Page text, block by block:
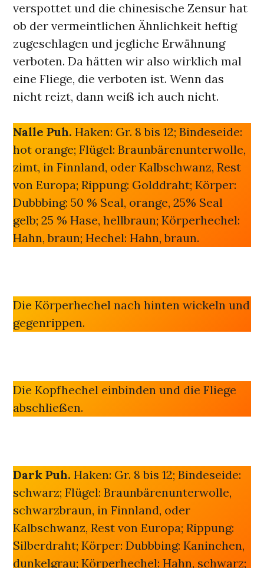
verspottet und die chinesische Zensur hat
ob der vermeintlichen Ähnlichkeit heftig
zugeschlagen und jegliche Erwähnung
verboten. Da hätten wir also wirklich mal
eine Fliege, die verboten ist. Wenn das
nicht reizt, dann weiß ich auch nicht.
Nalle Puh.Haken: Gr. 8 bis 12; Bindeseide:
hot orange; Flügel: Braunbärenunterwolle,
zimt, in Finnland, oder Kalbschwanz, Rest
von Europa; Rippung: Golddraht; Körper:
Dubbbing: 50 % Seal, orange, 25% Seal
gelb; 25 % Hase, hellbraun; Körperhechel:
Hahn, braun; Hechel: Hahn, braun.
Die Körperhechel nach hinten wickeln und
gegenrippen.
Die Kopfhechel einbinden und die Fliege
abschließen.
Dark Puh.Haken: Gr. 8 bis 12; Bindeseide:
schwarz; Flügel: Braunbärenunterwolle,
schwarzbraun, in Finnland, oder
Kalbschwanz, Rest von Europa; Rippung:
Silberdraht; Körper: Dubbbing: Kaninchen,
dunkelgrau; Körperhechel: Hahn, schwarz;